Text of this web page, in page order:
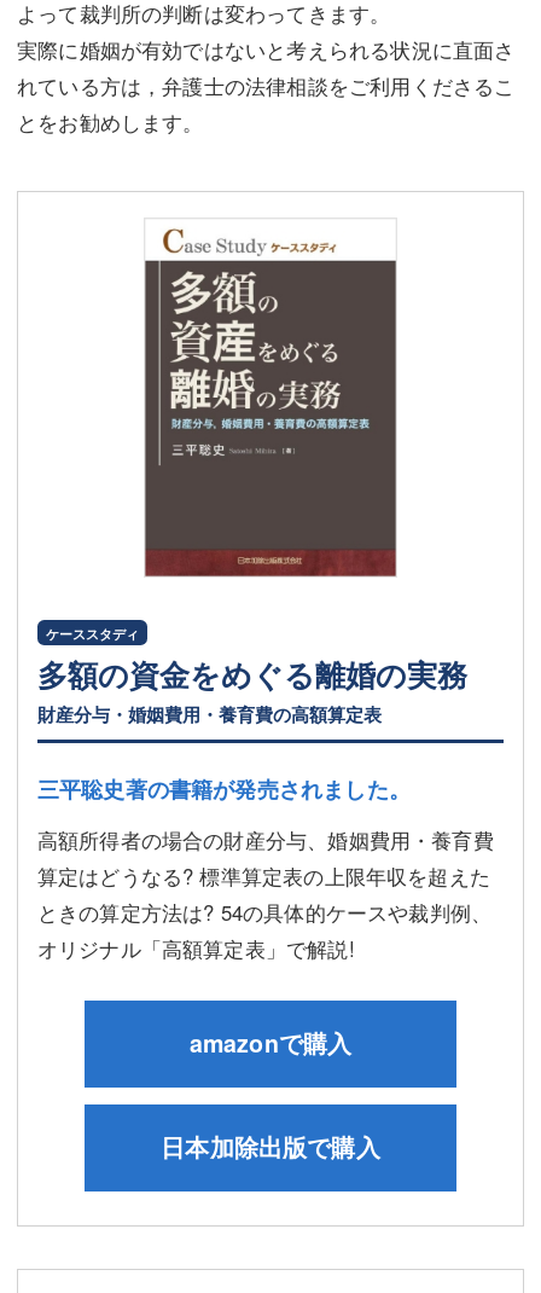
よって裁判所の判断は変わってきます。
実際に婚姻が有効ではないと考えられる状況に直面さ
れている方は，弁護士の法律相談をご利用くださるこ
とをお勧めします。
多額の資金をめぐる離婚の実務
ケーススタディ
財産分与・婚姻費用・養育費の高額算定表
三平聡史著の書籍が発売されました。
高額所得者の場合の財産分与、婚姻費用・養育費
算定はどうなる? 標準算定表の上限年収を超えた
ときの算定方法は? 54の具体的ケースや裁判例、
オリジナル「高額算定表」で解説!
日本加除出版で購入
amazonで購入